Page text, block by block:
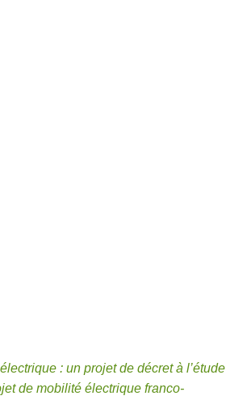
: un projet de décret à l’étude
de mobilité électrique franco-